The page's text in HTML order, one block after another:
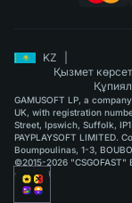
KZ
Қызмет
GAMUSOFT LP, a
UK, with registration
Street, Ipswich, Suffolk,
PAYPLAYSOFT LIMITED.
Boumpoulinas, 1-3,
©2015-2026
қызметі